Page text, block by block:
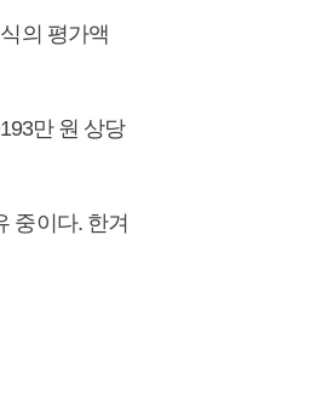
의 평가액
만 원 상당
중이다. 한겨